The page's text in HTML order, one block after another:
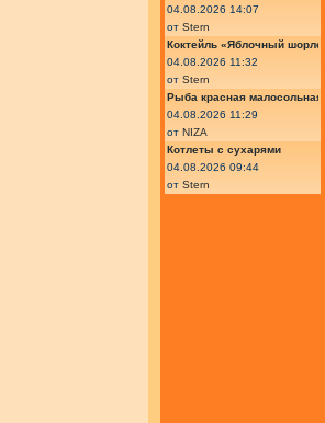
04.08.2026 14:07
от Stern
Коктейль «Яблочный
04.08.2026 11:32
от Stern
Рыба красная малосольная
04.08.2026 11:29
от NIZA
Котлеты с сухарями
04.08.2026 09:44
от Stern